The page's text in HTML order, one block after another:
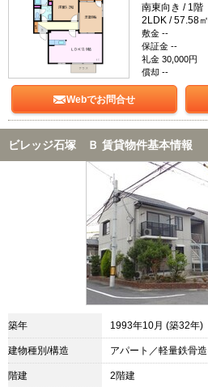
南東向き / 1階
2LDK / 57.58㎡
敷金 --
保証金 --
礼金 30,000円
償却 --
Webでお問合せ
ビレッジ石塚 Ｂ 賃貸物件基本情報
築年 1993年10月 (築32年)
建物種別/構造 アパート／軽量鉄骨造
階建 2階建